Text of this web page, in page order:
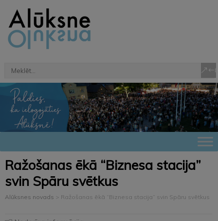
Ražošanas ēkā “Biznesa stacija”
svin Spāru svētkus
Alūksnes novads > Ražošanas ēkā “Biznesa stacija” svin Spāru svētkus